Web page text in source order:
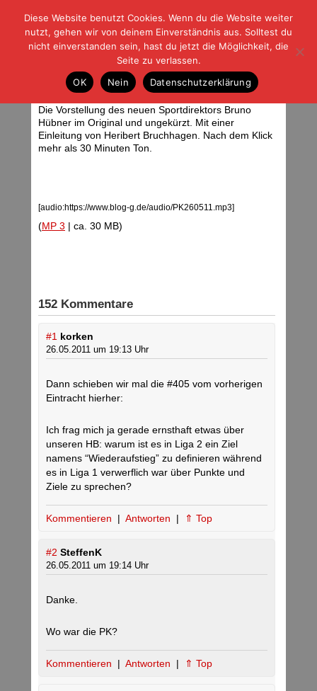
| | |BLOG-GFußball und der Rest
HOME|REGELN|IMPRESSUM |DATENSCHUTZ
Eintracht-PK vom 26.05.11
Donnerstag, 26.05.11 | 19:08 Uhr
Die Vorstellung des neuen Sportdirektors Bruno
Hübner im Original und ungekürzt. Mit einer
Einleitung von Heribert Bruchhagen. Nach dem Klick
mehr als 30 Minuten Ton.
[audio:https://www.blog-g.de/audio/PK260511.mp3]
(MP 3 | ca. 30 MB)
152 Kommentare
#1 korken
26.05.2011 um 19:13 Uhr
Dann schieben wir mal die #405 vom vorherigen
Eintracht hierher:
Ich frag mich ja gerade ernsthaft etwas über
unseren HB: warum ist es in Liga 2 ein Ziel
namens “Wiederaufstieg” zu definieren während
es in Liga 1 verwerflich war über Punkte und
Ziele zu sprechen?
Kommentieren | Antworten | ⇑ Top
#2 SteffenK
26.05.2011 um 19:14 Uhr
Danke.
Wo war die PK?
Kommentieren | Antworten | ⇑ Top
Diese Website benutzt Cookies. Wenn du die Website weiter
nutzt, gehen wir von deinem Einverständnis aus. Solltest du
nicht einverstanden sein, hast du jetzt die Möglichkeit, die
Seite zu verlassen.
OK
Nein Datenschutzerklärung